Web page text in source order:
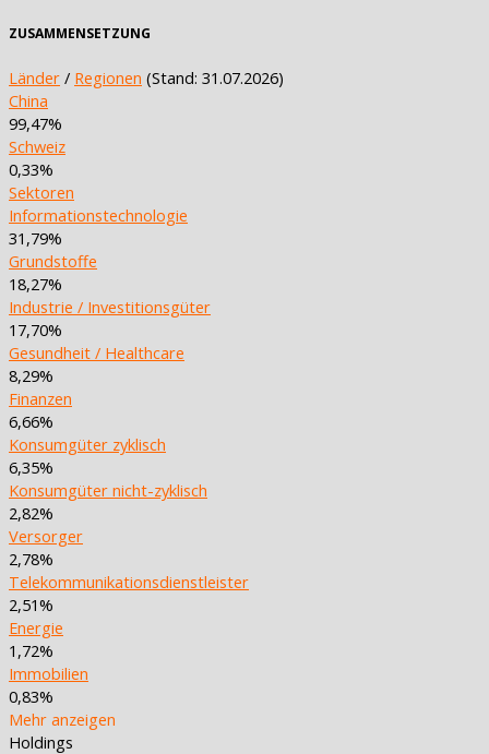
ZUSAMMENSETZUNG
Länder / Regionen (Stand: 31.07.2026)
China
99,47%
Schweiz
0,33%
Sektoren
Informationstechnologie
31,79%
Grundstoffe
18,27%
Industrie / Investitionsgüter
17,70%
Gesundheit / Healthcare
8,29%
Finanzen
6,66%
Konsumgüter zyklisch
6,35%
Konsumgüter nicht-zyklisch
2,82%
Versorger
2,78%
Telekommunikationsdienstleister
2,51%
Energie
1,72%
Immobilien
0,83%
Mehr anzeigen
Holdings